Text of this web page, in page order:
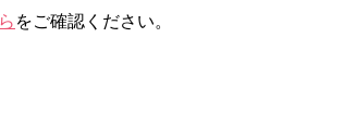
をご確認ください。